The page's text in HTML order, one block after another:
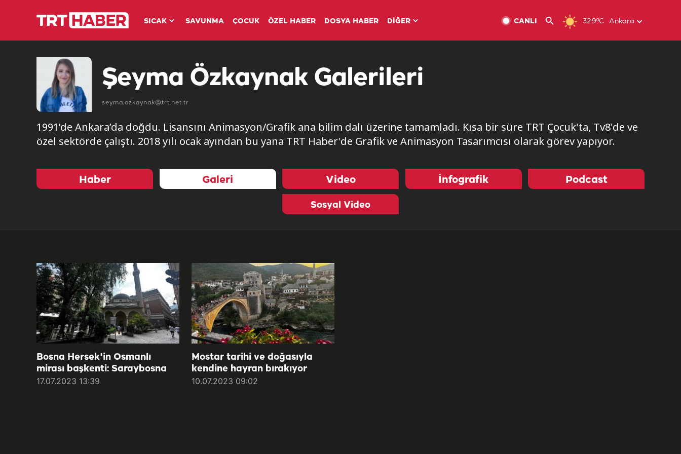
SICAK SAVUNMA ÇOCUK ÖZEL HABER DOSYA HABER DİĞER 32.9ºC Ankara
CANLI
Şeyma Özkaynak Galerileri
seyma.ozkaynak@trt.net.tr
1991’de Ankara’da doğdu. Lisansını Animasyon/Grafik ana bilim dalı üzerine tamamladı. Kısa bir süre TRT Çocuk'ta, Tv8'de ve
özel sektörde çalıştı. 2018 yılı ocak ayından bu yana TRT Haber'de Grafik ve Animasyon Tasarımcısı olarak görev yapıyor.
Haber Galeri Video
Sosyal Video
İnfografik Podcast
Bosna Hersek'in Osmanlı
mirası başkenti: Saraybosna
17.07.2023 13:39
Mostar tarihi ve doğasıyla
kendine hayran bırakıyor
10.07.2023 09:02